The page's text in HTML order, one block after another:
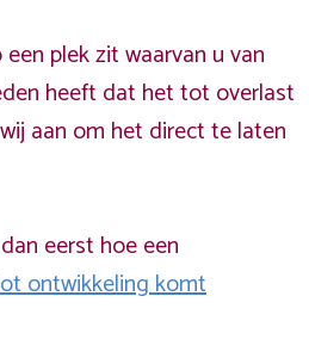
plek zit waarvan u van
heeft dat het tot overlast
aan om het direct te laten
eerst hoe een
ontwikkeling komt